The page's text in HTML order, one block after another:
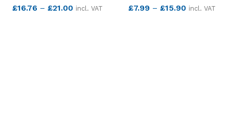
£16.76– £21.00 incl. VAT £7.99– £15.90 incl. VAT